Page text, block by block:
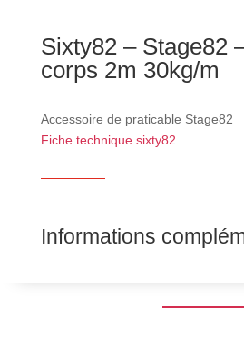
Sixty82 – Stage82
corps 2m 30kg/m
Accessoire de praticable Stage82
Fiche technique sixty82
Informations